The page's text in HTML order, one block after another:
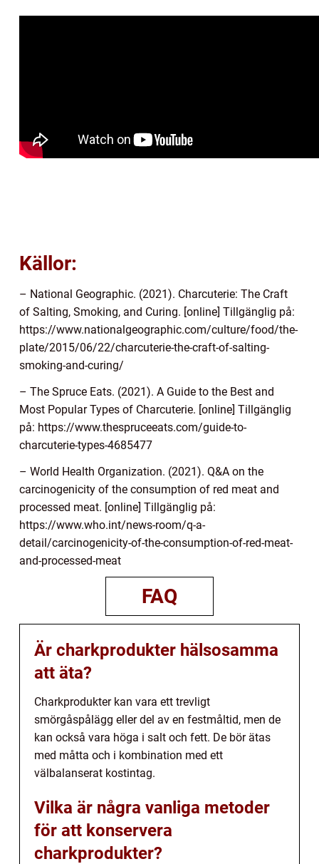
Källor:
– National Geographic. (2021). Charcuterie: The Craft
of Salting, Smoking, and Curing. [online] Tillgänglig på:
https://www.nationalgeographic.com/culture/food/the-
plate/2015/06/22/charcuterie-the-craft-of-salting-
smoking-and-curing/
– The Spruce Eats. (2021). A Guide to the Best and
Most Popular Types of Charcuterie. [online] Tillgänglig
på: https://www.thespruceeats.com/guide-to-
charcuterie-types-4685477
– World Health Organization. (2021). Q&A on the
carcinogenicity of the consumption of red meat and
processed meat. [online] Tillgänglig på:
https://www.who.int/news-room/q-a-
detail/carcinogenicity-of-the-consumption-of-red-meat-
and-processed-meat
FAQ
Är charkprodukter hälsosamma
att äta?
Charkprodukter kan vara ett trevligt
smörgåspålägg eller del av en festmåltid, men de
kan också vara höga i salt och fett. De bör ätas
med måtta och i kombination med ett
välbalanserat kostintag.
Vilka är några vanliga metoder
för att konservera
charkprodukter?